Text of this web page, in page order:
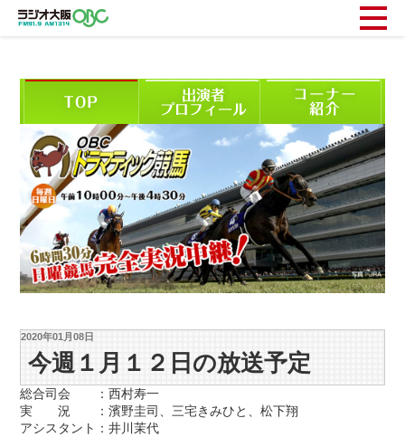
2020年01月08日
今週１月１２日の放送予定
総合司会 ：西村寿一
実 況 ：濱野圭司、三宅きみひと、松下翔
アシスタント：井川茉代